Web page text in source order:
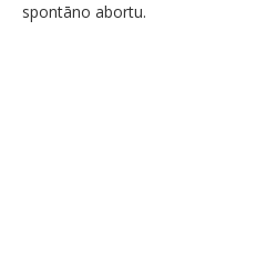
spontāno abortu.